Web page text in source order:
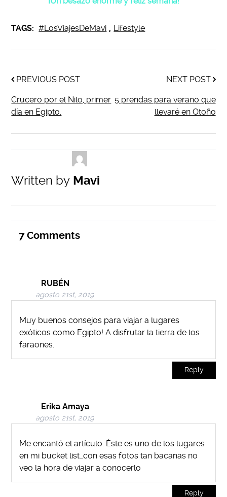
TAGS: #LosViajesDeMavi , Lifestyle
PREVIOUS POST
Crucero por el Nilo, primer
día en Egipto.
NEXT POST
5 prendas para verano que
llevaré en Otoño
Written by Mavi
7Comments
RUBÉN
agosto 21st, 2019
Muy buenos consejos para viajar a lugares
exóticos como Egipto! A disfrutar la tierra de los
faraones.
Reply
Erika Amaya
agosto 21st, 2019
Me encantó el artículo. Éste es uno de los lugares
en mi bucket list…con esas fotos tan bacanas no
veo la hora de viajar a conocerlo
Reply